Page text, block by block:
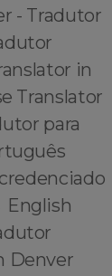
- Tradutor
in
Translator
para
English
Denver